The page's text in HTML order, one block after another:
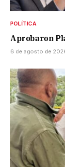
POLÍTICA
Aprobaron
6 de agosto de